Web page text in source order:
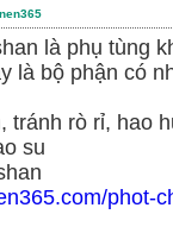
là phụ tùng
là bộ phận có
tránh rò rỉ, hao
su
phot-